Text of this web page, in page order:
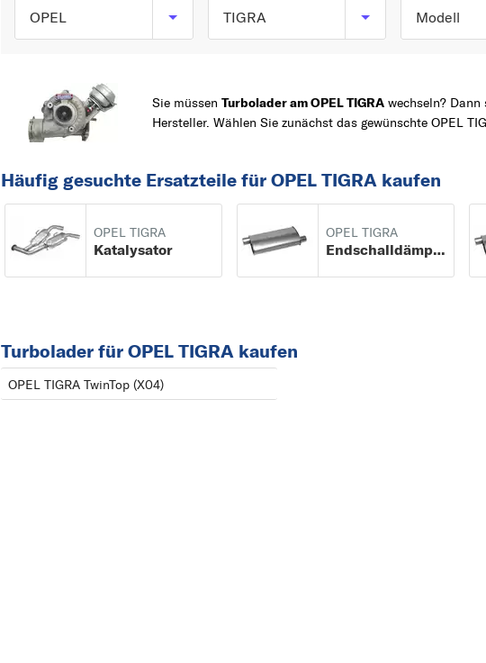
OPEL
OPEL
MERCEDES-BENZ
FORD
A
ALFA ROMEO
AUDI
C
CHEVROLET
TIGRA
CORSA
ZAFIRA
ADAM
AGILA
ASTRA
Modell
Sie müssen Turbolader am OPEL TIGRA wechseln?
Hersteller. Wählen Sie zunächst das gewünschte OPEL
Häufig gesuchte Ersatzteile für OPEL TIGRA kaufen
OPEL TIGRA
Katalysator
OPEL TIGRA
Endschalldämpfer
Turbolader für OPEL TIGRA kaufen
OPEL TIGRA TwinTop (X04)